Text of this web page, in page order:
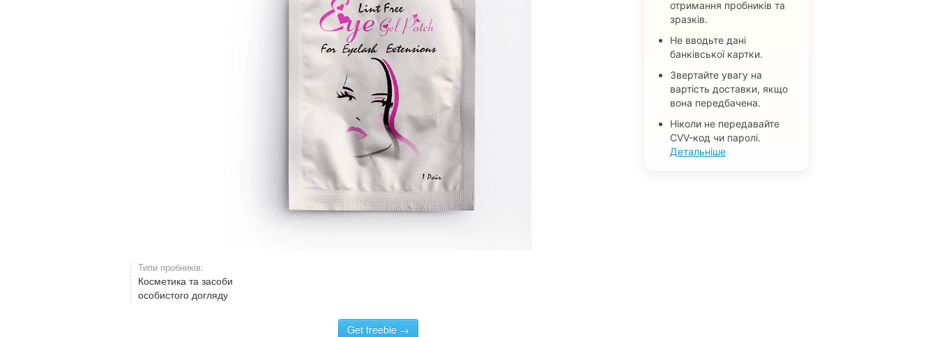
Типи пробників:
Косметика та засоби
особистого догляду
Get freebie →
отримання пробників та
зразків.
Не вводьте дані
банківської картки.
Звертайте увагу на
вартість доставки, якщо
вона передбачена.
Ніколи не передавайте
CVV-код чи паролі.
Детальніше